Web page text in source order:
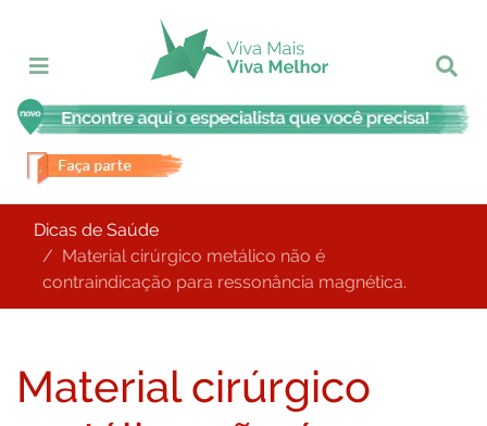
Dicas de Saúde
Material cirúrgico metálico não é
contraindicação para ressonância magnética.
Material cirúrgico